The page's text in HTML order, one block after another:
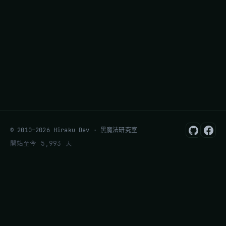
© 2010–2026 Hiraku Dev · 黑魔法研究室
開站至今 5,993 天